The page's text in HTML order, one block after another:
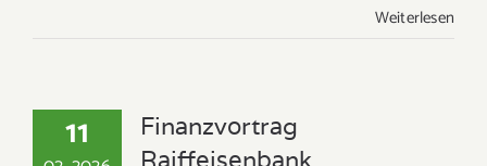
Weiterlesen
11
Finanzvortrag
Raiffeisenbank